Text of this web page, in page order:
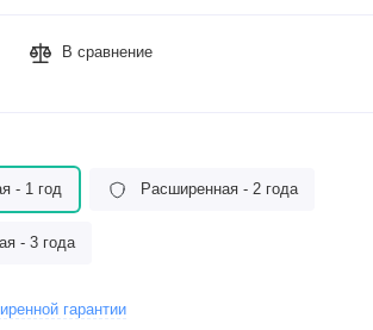
В сравнение
- 1 год Расширенная - 2 года
- 3 года
гарантии